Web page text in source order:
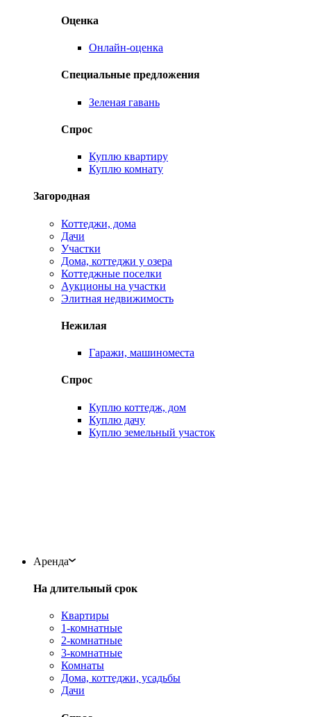
Оценка
Онлайн-оценка
Специальные предложения
Зеленая гавань
Спрос
Куплю квартиру
Куплю комнату
Загородная
Коттеджи, дома
Дачи
Участки
Дома, коттеджи у озера
Коттеджные поселки
Аукционы на участки
Элитная недвижимость
Нежилая
Гаражи, машиноместа
Спрос
Куплю коттедж, дом
Куплю дачу
Куплю земельный участок
Аренда
На длительный срок
Квартиры
1-комнатные
2-комнатные
3-комнатные
Комнаты
Дома, коттеджи, усадьбы
Дачи